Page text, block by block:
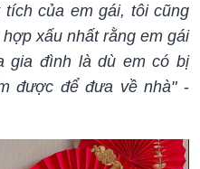
của em gái, tôi cũng
xấu nhất rằng em gái
gia đình là dù em có bị
được để đưa về nhà"-